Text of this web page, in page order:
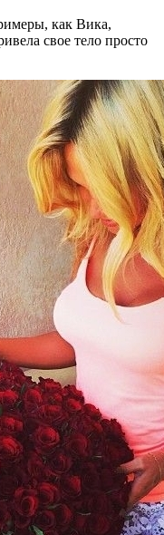
как Вика,
свое тело просто